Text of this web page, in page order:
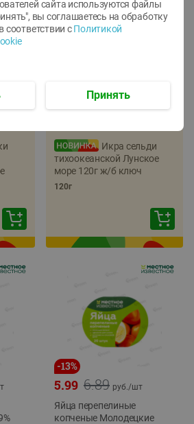
-17%
Икра сельди
тихоокеанской Лунское
море 120г ж/б ключ
120г
-13%
6.89
5.99 руб./шт
Яйца перепелиные
копченые Молодецкие
сайта используются файлы
вы соглашаетесь на обработку
соответствии с Политикой
Принять